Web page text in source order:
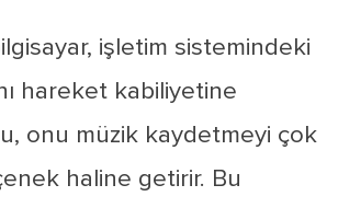
işletim sistemindeki
hareket kabiliyetine
onu müzik kaydetmeyi çok
haline getirir. Bu